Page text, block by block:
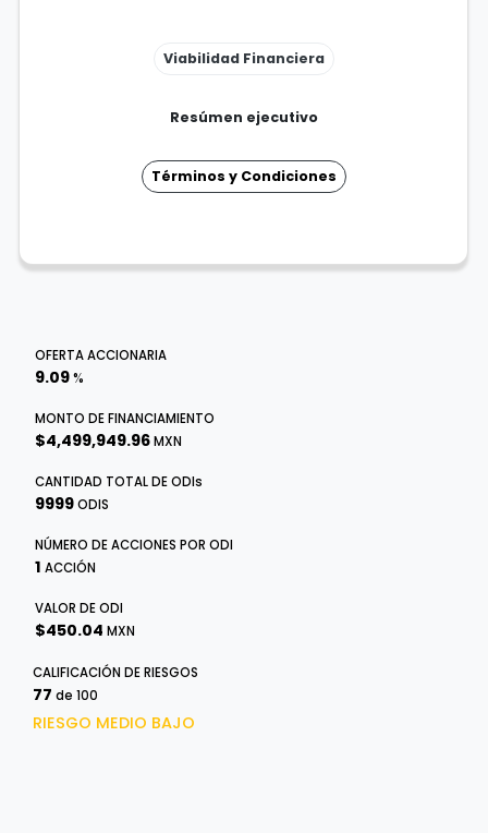
Viabilidad Financiera
Resúmen ejecutivo
Términos y Condiciones
OFERTA ACCIONARIA
9.09%
MONTO DE FINANCIAMIENTO
$4,499,949.96MXN
CANTIDAD TOTAL DEODIs
9999ODIS
NÚMERO DE ACCIONES POR ODI
1 ACCIÓN
VALOR DE ODI
$450.04 MXN
CALIFICACIÓN DE RIESGOS
77 de 100
RIESGO MEDIO BAJO